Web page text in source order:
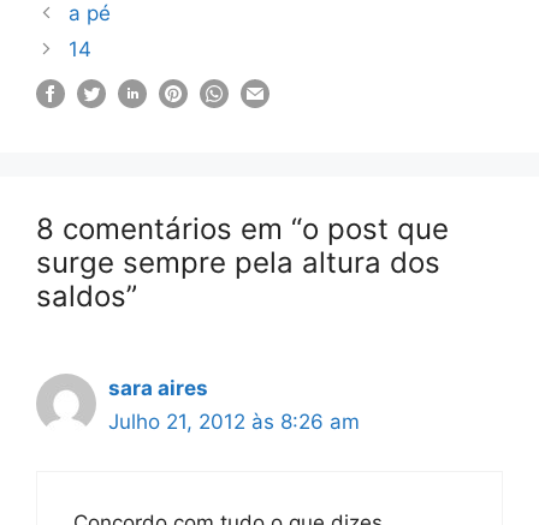
a pé
14
8 comentários em “o post que
surge sempre pela altura dos
saldos”
sara aires
Julho 21, 2012 às 8:26 am